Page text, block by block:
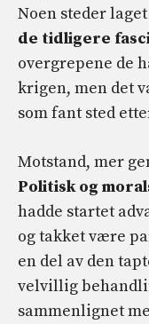
Noen steder
de tidligere
overgrepene de
krigen, men det
som fant sted
Motstand, mer
Politisk og
hadde startet
og takket være
en del av den
velvillig
sammenlignet